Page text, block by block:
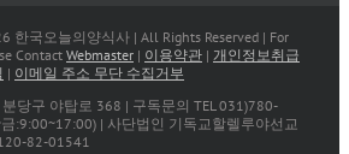
한국오늘의양식사 | All Rights Reserved | For
Contact Webmaster | 이용약관 | 개인정보취급
| 이메일 주소 무단 수집거부
당구 야탑로 368 | 구독문의 TEL 031)780-
:9:00~17:00) | 사단법인 기독교할렐루야선교
82-01541